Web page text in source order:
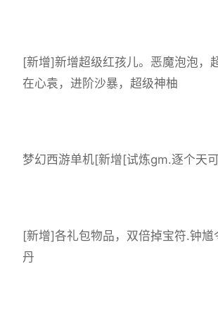
[新增]新增超级红孩儿。恶魔泡泡，
在心袁，进阶沙暴，超级神柚
梦幻西游单机[新增[试炼gm.逐个天
[新增]各礼包物品，双倍掉宝符.钟馗
丹